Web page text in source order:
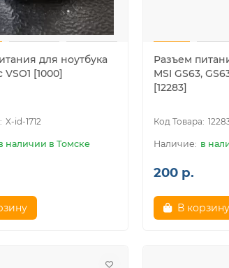
для ноутбука
[1000]
X-id-1712
наличии в Томске
Разъем
MSI GS63,
[12283]
в
200 р.
В корзину